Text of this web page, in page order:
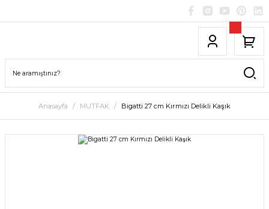
Anasayfa MUTFAK Bigatti 27 cm Kırmızı Delikli Kaşık